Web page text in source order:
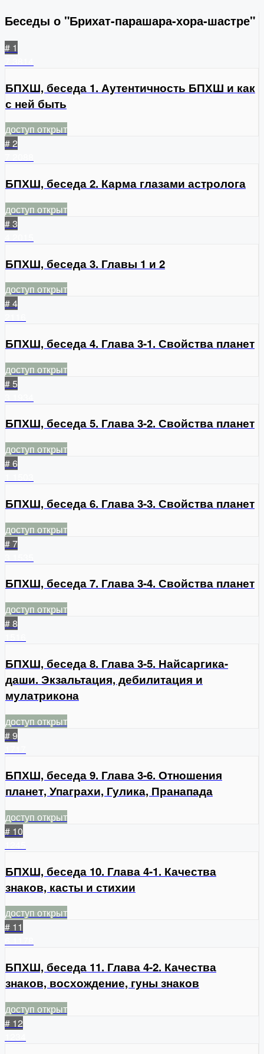
Беседы о "Брихат-парашара-хора-шастре"
# 1
БПХШ, беседа 1. Аутентичность БПХШ и как
с ней быть
доступ открыт
# 2
БПХШ, беседа 2. Карма глазами астролога
доступ открыт
# 3
БПХШ, беседа 3. Главы 1 и 2
доступ открыт
# 4
БПХШ, беседа 4. Глава 3-1. Свойства планет
доступ открыт
# 5
БПХШ, беседа 5. Глава 3-2. Свойства планет
доступ открыт
# 6
БПХШ, беседа 6. Глава 3-3. Свойства планет
доступ открыт
# 7
БПХШ, беседа 7. Глава 3-4. Свойства планет
доступ открыт
# 8
БПХШ, беседа 8. Глава 3-5. Найсаргика-
даши. Экзальтация, дебилитация и
мулатрикона
доступ открыт
# 9
БПХШ, беседа 9. Глава 3-6. Отношения
планет, Упаграхи, Гулика, Пранапада
доступ открыт
# 10
БПХШ, беседа 10. Глава 4-1. Качества
знаков, касты и стихии
доступ открыт
# 11
БПХШ, беседа 11. Глава 4-2. Качества
знаков, восхождение, гуны знаков
доступ открыт
# 12